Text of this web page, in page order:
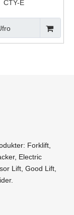
CTY-E
Forklift,
Electric
Lift, Good Lift,